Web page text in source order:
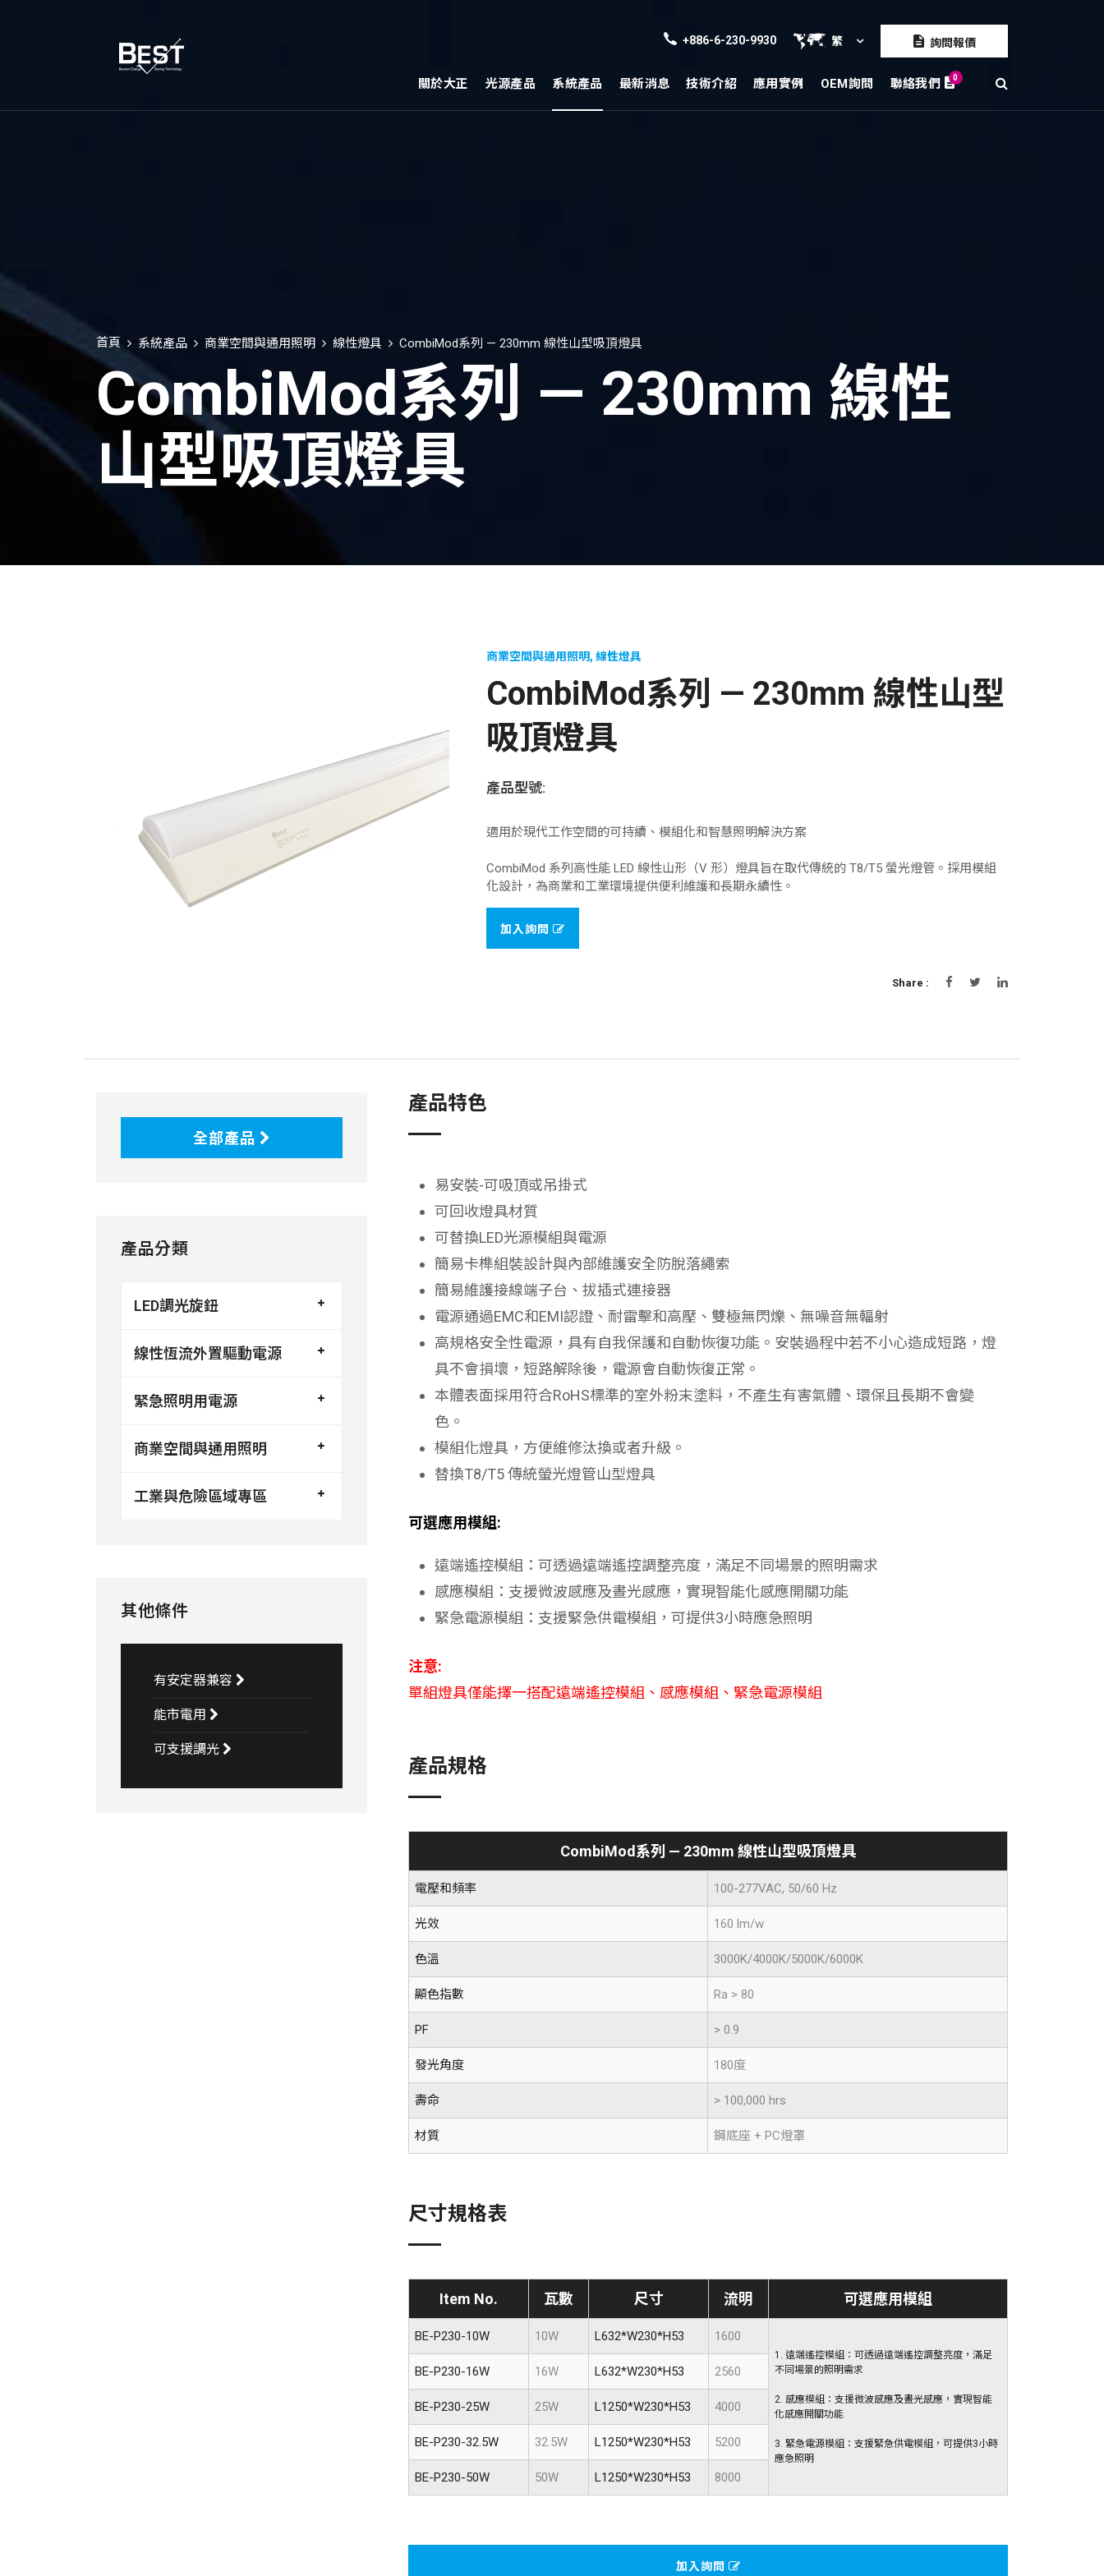
+886-6-230-9930 繁 詢問報價
關於大正 光源產品 系統產品 最新消息 技術介紹 應用實例 OEM詢問 聯絡我們 0
首頁 系統產品 商業空間與通用照明 線性燈具 CombiMod系列 — 230mm 線性山型吸頂燈具
CombiMod系列 — 230mm 線性
山型吸頂燈具
商業空間與通用照明, 線性燈具
CombiMod系列 — 230mm 線性山型
吸頂燈具
產品型號:
適用於現代工作空間的可持續、模組化和智慧照明解決方案
CombiMod 系列高性能 LED 線性山形（V 形）燈具旨在取代傳統的 T8/T5 螢光燈管。採用模組
化設計，為商業和工業環境提供便利維護和長期永續性。
加入詢問
Share :
全部產品
產品分類
LED調光旋鈕
線性恆流外置驅動電源
緊急照明用電源
商業空間與通用照明
工業與危險區域專區
其他條件
有安定器兼容
能市電用
可支援調光
產品特色
易安裝-可吸頂或吊掛式
可回收燈具材質
可替換LED光源模組與電源
簡易卡榫組裝設計與內部維護安全防脫落繩索
簡易維護接線端子台、拔插式連接器
電源通過EMC和EMI認證、耐雷擊和高壓、雙極無閃爍、無噪音無輻射
高規格安全性電源，具有自我保護和自動恢復功能。安裝過程中若不小心造成短路，燈
具不會損壞，短路解除後，電源會自動恢復正常。
本體表面採用符合RoHS標準的室外粉末塗料，不產生有害氣體、環保且長期不會變
色。
模組化燈具，方便維修汰換或者升級。
替換T8/T5 傳統螢光燈管山型燈具
可選應用模組:
遠端遙控模組：可透過遠端遙控調整亮度，滿足不同場景的照明需求
感應模組：支援微波感應及晝光感應，實現智能化感應開關功能
緊急電源模組：支援緊急供電模組，可提供3小時應急照明
注意:
單組燈具僅能擇一搭配遠端遙控模組、感應模組、緊急電源模組
產品規格
CombiMod系列 — 230mm 線性山型吸頂燈具
電壓和頻率 100-277VAC, 50/60 Hz
光效 160 lm/w
色溫 3000K/4000K/5000K/6000K
顯色指數 Ra > 80
PF > 0.9
發光角度 180度
壽命 > 100,000 hrs
材質 鋼底座 + PC燈罩
尺寸規格表
Item No. 瓦數 尺寸 流明 可選應用模組
BE-P230-10W 10W L632*W230*H53 1600
1. 遠端遙控模組：可透過遠端遙控調整亮度，滿足
不同場景的照明需求
2. 感應模組：支援微波感應及晝光感應，實現智能
化感應開關功能
3. 緊急電源模組：支援緊急供電模組，可提供3小時
應急照明
BE-P230-16W 16W L632*W230*H53 2560
BE-P230-25W 25W L1250*W230*H53 4000
BE-P230-32.5W 32.5W L1250*W230*H53 5200
BE-P230-50W 50W L1250*W230*H53 8000
加入詢問